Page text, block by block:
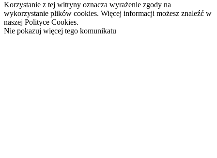
Korzystanie z tej witryny oznacza wyrażenie zgody na
wykorzystanie plików cookies. Więcej informacji możesz znaleźć w
naszej Polityce Cookies.
Nie pokazuj więcej tego komunikatu